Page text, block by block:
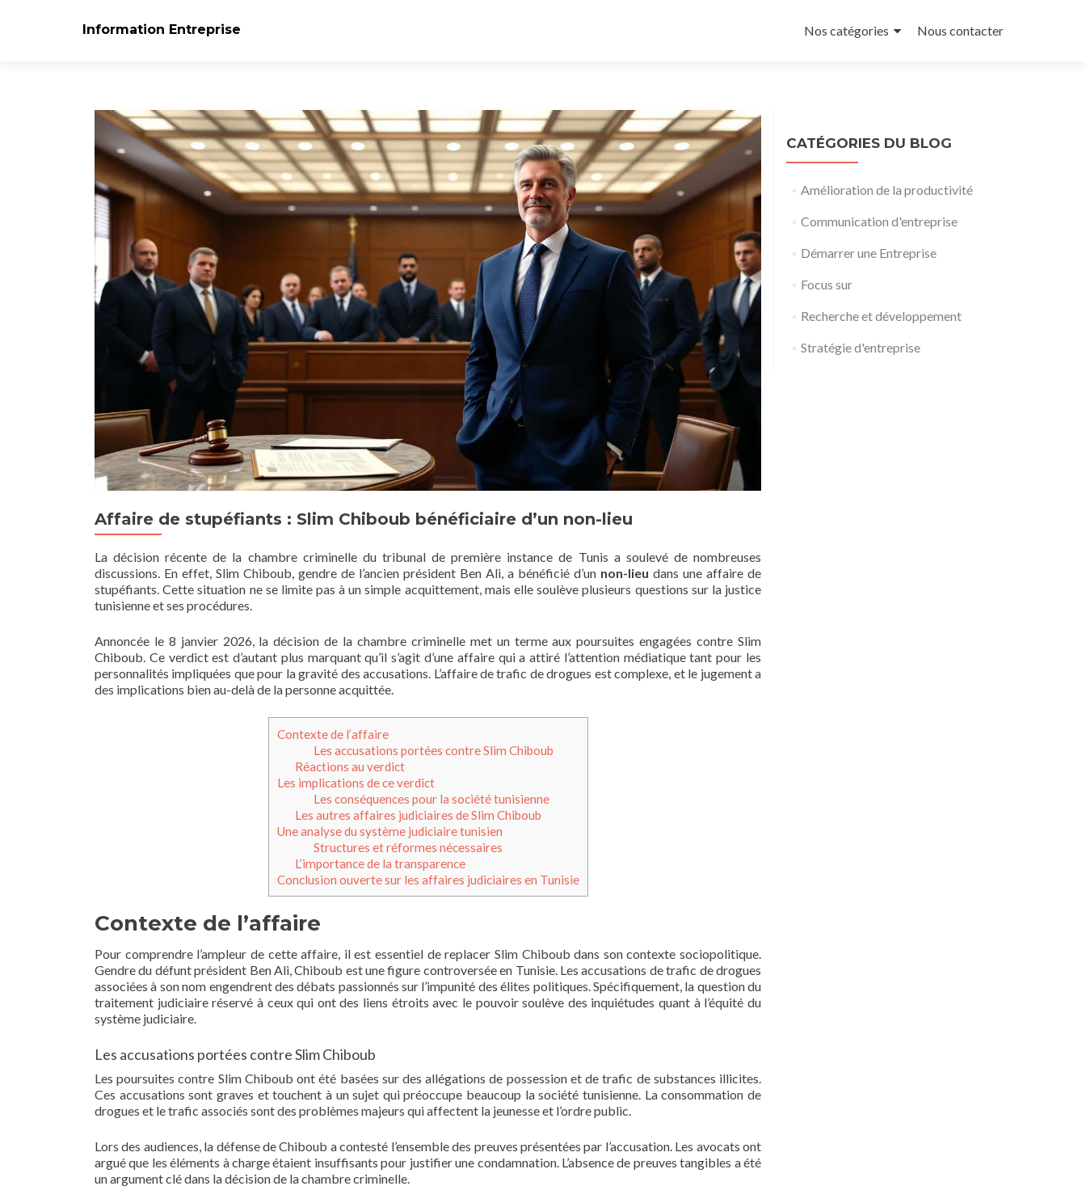
Information Entreprise
au
Nos catégories Nous contacter
Affaire de stupéfiants : Slim Chiboub bénéficiaire d’un non-lieu
La décision récente de la chambre criminelle du tribunal de première instance de Tunis a soulevé de nombreuses
discussions. En effet, Slim Chiboub, gendre de l’ancien président Ben Ali, a bénéficié d’un non-lieu dans une affaire de
stupéfiants. Cette situation ne se limite pas à un simple acquittement, mais elle soulève plusieurs questions sur la justice
tunisienne et ses procédures.
Annoncée le 8 janvier 2026, la décision de la chambre criminelle met un terme aux poursuites engagées contre Slim
Chiboub. Ce verdict est d’autant plus marquant qu’il s’agit d’une affaire qui a attiré l’attention médiatique tant pour les
personnalités impliquées que pour la gravité des accusations. L’affaire de trafic de drogues est complexe, et le jugement a
des implications bien au-delà de la personne acquittée.
Contexte de l’affaire
Les accusations portées contre Slim Chiboub
Réactions au verdict
Les implications de ce verdict
Les conséquences pour la société tunisienne
Les autres affaires judiciaires de Slim Chiboub
Une analyse du système judiciaire tunisien
Structures et réformes nécessaires
L’importance de la transparence
Conclusion ouverte sur les affaires judiciaires en Tunisie
Contexte de l’affaire
Pour comprendre l’ampleur de cette affaire, il est essentiel de replacer Slim Chiboub dans son contexte sociopolitique.
Gendre du défunt président Ben Ali, Chiboub est une figure controversée en Tunisie. Les accusations de trafic de drogues
associées à son nom engendrent des débats passionnés sur l’impunité des élites politiques. Spécifiquement, la question du
traitement judiciaire réservé à ceux qui ont des liens étroits avec le pouvoir soulève des inquiétudes quant à l’équité du
système judiciaire.
Les accusations portées contre Slim Chiboub
Les poursuites contre Slim Chiboub ont été basées sur des allégations de possession et de trafic de substances illicites.
Ces accusations sont graves et touchent à un sujet qui préoccupe beaucoup la société tunisienne. La consommation de
drogues et le trafic associés sont des problèmes majeurs qui affectent la jeunesse et l’ordre public.
Lors des audiences, la défense de Chiboub a contesté l’ensemble des preuves présentées par l’accusation. Les avocats ont
argué que les éléments à charge étaient insuffisants pour justifier une condamnation. L’absence de preuves tangibles a été
un argument clé dans la décision de la chambre criminelle.
CATÉGORIES DU BLOG
Amélioration de la productivité
Communication d'entreprise
Démarrer une Entreprise
Focus sur
Recherche et développement
Stratégie d'entreprise